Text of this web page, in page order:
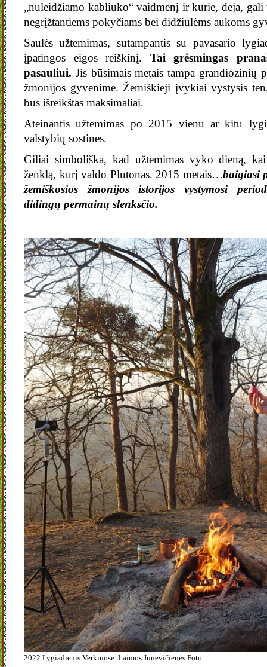
„nuleidžiamo kabliuko“ vaidmenį ir kurie, deja,
negrįžtantiems pokyčiams bei didžiulėms aukoms
Saulės užtemimas, sutampantis su pavasario
įpatingos eigos reiškinį. Tai grėsmingas
pasauliui. Jis būsimais metais tampa grandiozinių
žmonijos gyvenime. Žemiškieji įvykiai vystysis
bus išreikštas maksimaliai.
Ateinantis užtemimas po 2015 vienu ar kitu
valstybių sostines.
Giliai simboliška, kad užtemimas vyko dieną,
ženklą, kurį valdo Plutonas. 2015 metais…baigiasi
žemiškosios žmonijos istorijos vystymosi
didingų permainų slenksčio.
2022 Lygiadienis Verkiuose. Laimos Junevičienės Foto